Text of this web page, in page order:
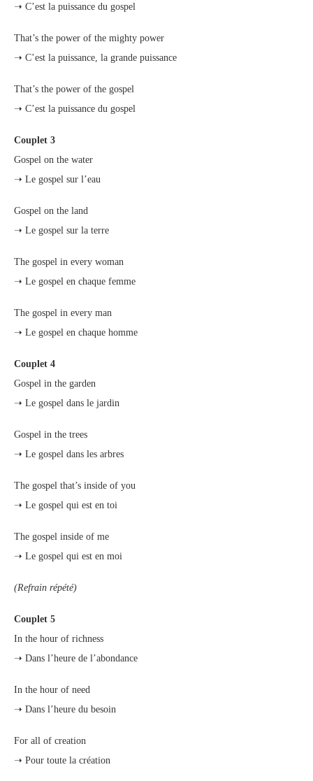
➝ C’est la puissance du gospel
That’s the power of the mighty power
➝ C’est la puissance, la grande puissance
That’s the power of the gospel
➝ C’est la puissance du gospel
Couplet 3
Gospel on the water
➝ Le gospel sur l’eau
Gospel on the land
➝ Le gospel sur la terre
The gospel in every woman
➝ Le gospel en chaque femme
The gospel in every man
➝ Le gospel en chaque homme
Couplet 4
Gospel in the garden
➝ Le gospel dans le jardin
Gospel in the trees
➝ Le gospel dans les arbres
The gospel that’s inside of you
➝ Le gospel qui est en toi
The gospel inside of me
➝ Le gospel qui est en moi
(Refrain répété)
Couplet 5
In the hour of richness
➝ Dans l’heure de l’abondance
In the hour of need
➝ Dans l’heure du besoin
For all of creation
➝ Pour toute la création